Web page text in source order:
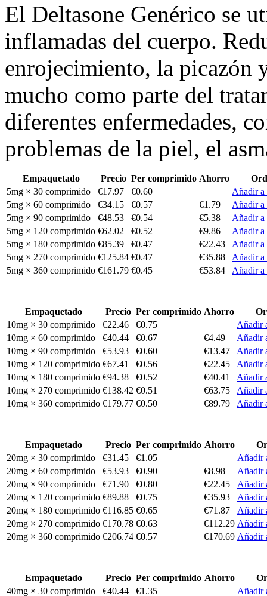
El Deltasone Genérico se
inflamadas del cuerpo.
enrojecimiento, la picazón
mucho como parte del
diferentes enfermedades,
problemas de la piel, el
Empaquetado Precio Per comprimido Ahorro
5mg × 30 comprimido
€17.97 €0.60
Añadir a
5mg × 60 comprimido
€34.15 €0.57 €1.79
Añadir a
5mg × 90 comprimido
€48.53 €0.54 €5.38
Añadir a
5mg × 120 comprimido €62.02 €0.52 €9.86
Añadir a
5mg × 180 comprimido €85.39 €0.47 €22.43
Añadir a
5mg × 270 comprimido €125.84 €0.47 €35.88
Añadir a
5mg × 360 comprimido €161.79 €0.45 €53.84 Añadir a
Empaquetado Precio Per comprimido Ahorro
10mg × 30 comprimido
€22.46 €0.75
Añadir
10mg × 60 comprimido
€40.44 €0.67 €4.49
Añadir
10mg × 90 comprimido
€53.93 €0.60 €13.47
Añadir
10mg × 120 comprimido €67.41 €0.56 €22.45
Añadir
10mg × 180 comprimido €94.38 €0.52 €40.41
Añadir
10mg × 270 comprimido €138.42 €0.51 €63.75
Añadir
10mg × 360 comprimido €179.77 €0.50 €89.79 Añadir
Empaquetado Precio Per comprimido Ahorro
20mg × 30 comprimido
€31.45 €1.05
Añadir
20mg × 60 comprimido
€53.93 €0.90 €8.98
Añadir
20mg × 90 comprimido
€71.90 €0.80 €22.45
Añadir
20mg × 120 comprimido €89.88 €0.75 €35.93
Añadir
20mg × 180 comprimido €116.85 €0.65 €71.87
Añadir
20mg × 270 comprimido €170.78 €0.63 €112.29 Añadir
20mg × 360 comprimido €206.74 €0.57 €170.69 Añadir
Empaquetado Precio Per comprimido Ahorro
40mg × 30 comprimido
€40.44 €1.35 Añadir